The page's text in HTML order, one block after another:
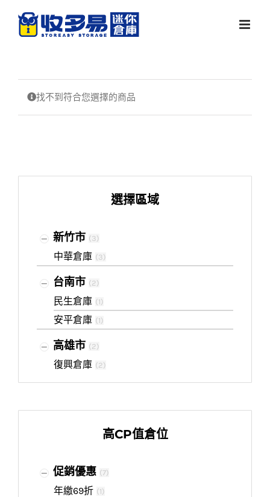
找不到符合您選擇的商品
選擇區域
新竹市 (3)
中華倉庫 (3)
台南市 (2)
民生倉庫 (1)
安平倉庫 (1)
高雄市 (2)
復興倉庫 (2)
高CP值倉位
促銷優惠 (7)
年繳69折 (1)